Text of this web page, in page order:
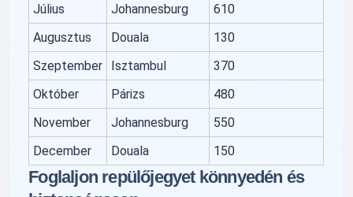
Július
Johannesburg
610
Augusztus
Douala
130
Szeptember
Isztambul
370
Október
Párizs
480
November
Johannesburg
550
December
Douala 150
Foglaljon repülőjegyet könnyedén és